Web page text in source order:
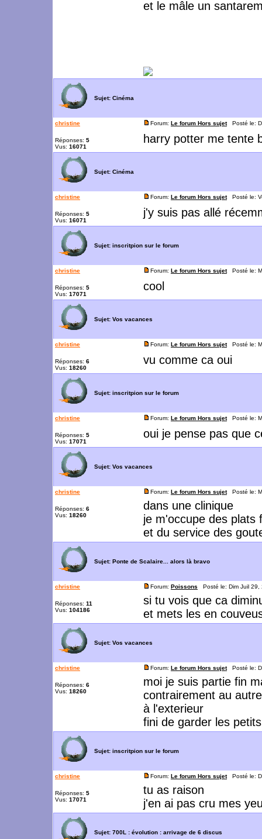
et le mâle un
Sujet: Cinéma
christine
Réponses: 5
Vus: 16071
Forum: Le forum Hors sujetPosté le:
harry potter me tente
Sujet: Cinéma
christine
Réponses: 5
Vus: 16071
Forum: Le forum Hors sujetPosté le:
j'y suis pas allé
Sujet: inscritpion sur le forum
christine
Réponses: 5
Vus: 17071
Forum: Le forum Hors sujetPosté le:
cool
Sujet: Vos vacances
christine
Réponses: 6
Vus: 18260
Forum: Le forum Hors sujetPosté le:
vu comme ca oui
Sujet: inscritpion sur le forum
christine
Réponses: 5
Vus: 17071
Forum: Le forum Hors sujetPosté le:
oui je pense pas que
Sujet: Vos vacances
christine
Réponses: 6
Vus: 18260
Forum: Le forum Hors sujetPosté le:
dans une clinique
je m'occupe des plats
et du service des
Sujet: Ponte de Scalaire... alors là bravo
christine
Réponses: 11
Vus: 104186
Forum: Poissons Posté le: Dim Juil
si tu vois que ca
et mets les en
Sujet: Vos vacances
christine
Réponses: 6
Vus: 18260
Forum: Le forum Hors sujetPosté le:
moi je suis partie fin
contrairement au
à l'exterieur
fini de garder les
Sujet: inscritpion sur le forum
christine
Réponses: 5
Vus: 17071
Forum: Le forum Hors sujetPosté le:
tu as raison
j'en ai pas cru mes
Sujet: 700L : évolution : arrivage de 6 discus